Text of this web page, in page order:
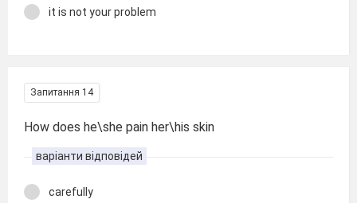
it is not your problem
Запитання 14
How does he\she pain her\his skin
варіанти відповідей
carefully